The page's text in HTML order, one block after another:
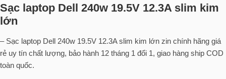
Sạc laptop Dell 240w 19.5V 12.3A slim kim
lớn
– Sạc laptop Dell 240w 19.5V 12.3A slim kim lớn zin chính hãng giá
rẻ uy tín chất lượng, bảo hành 12 tháng 1 đổi 1, giao hàng ship COD
toàn quốc.